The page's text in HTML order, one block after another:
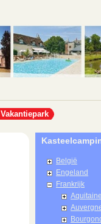
Vakantiepark
België
Engeland
Frankrijk
Aquitaine